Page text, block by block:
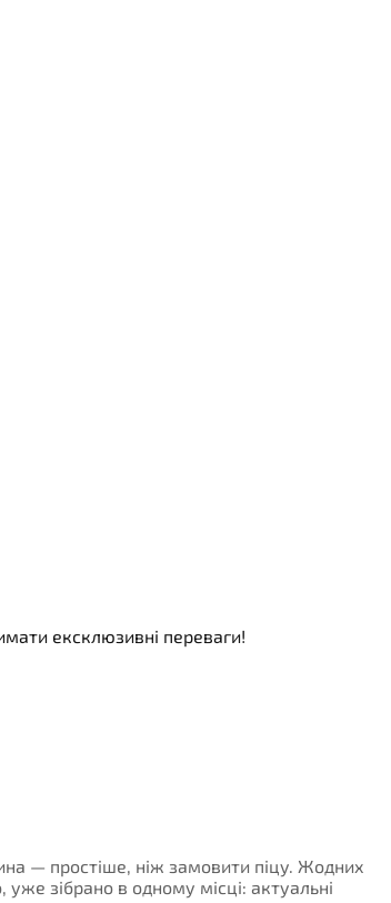
ексклюзивні переваги!
— простіше, ніж замовити піцу. Жодних
зібрано в одному місці: актуальні